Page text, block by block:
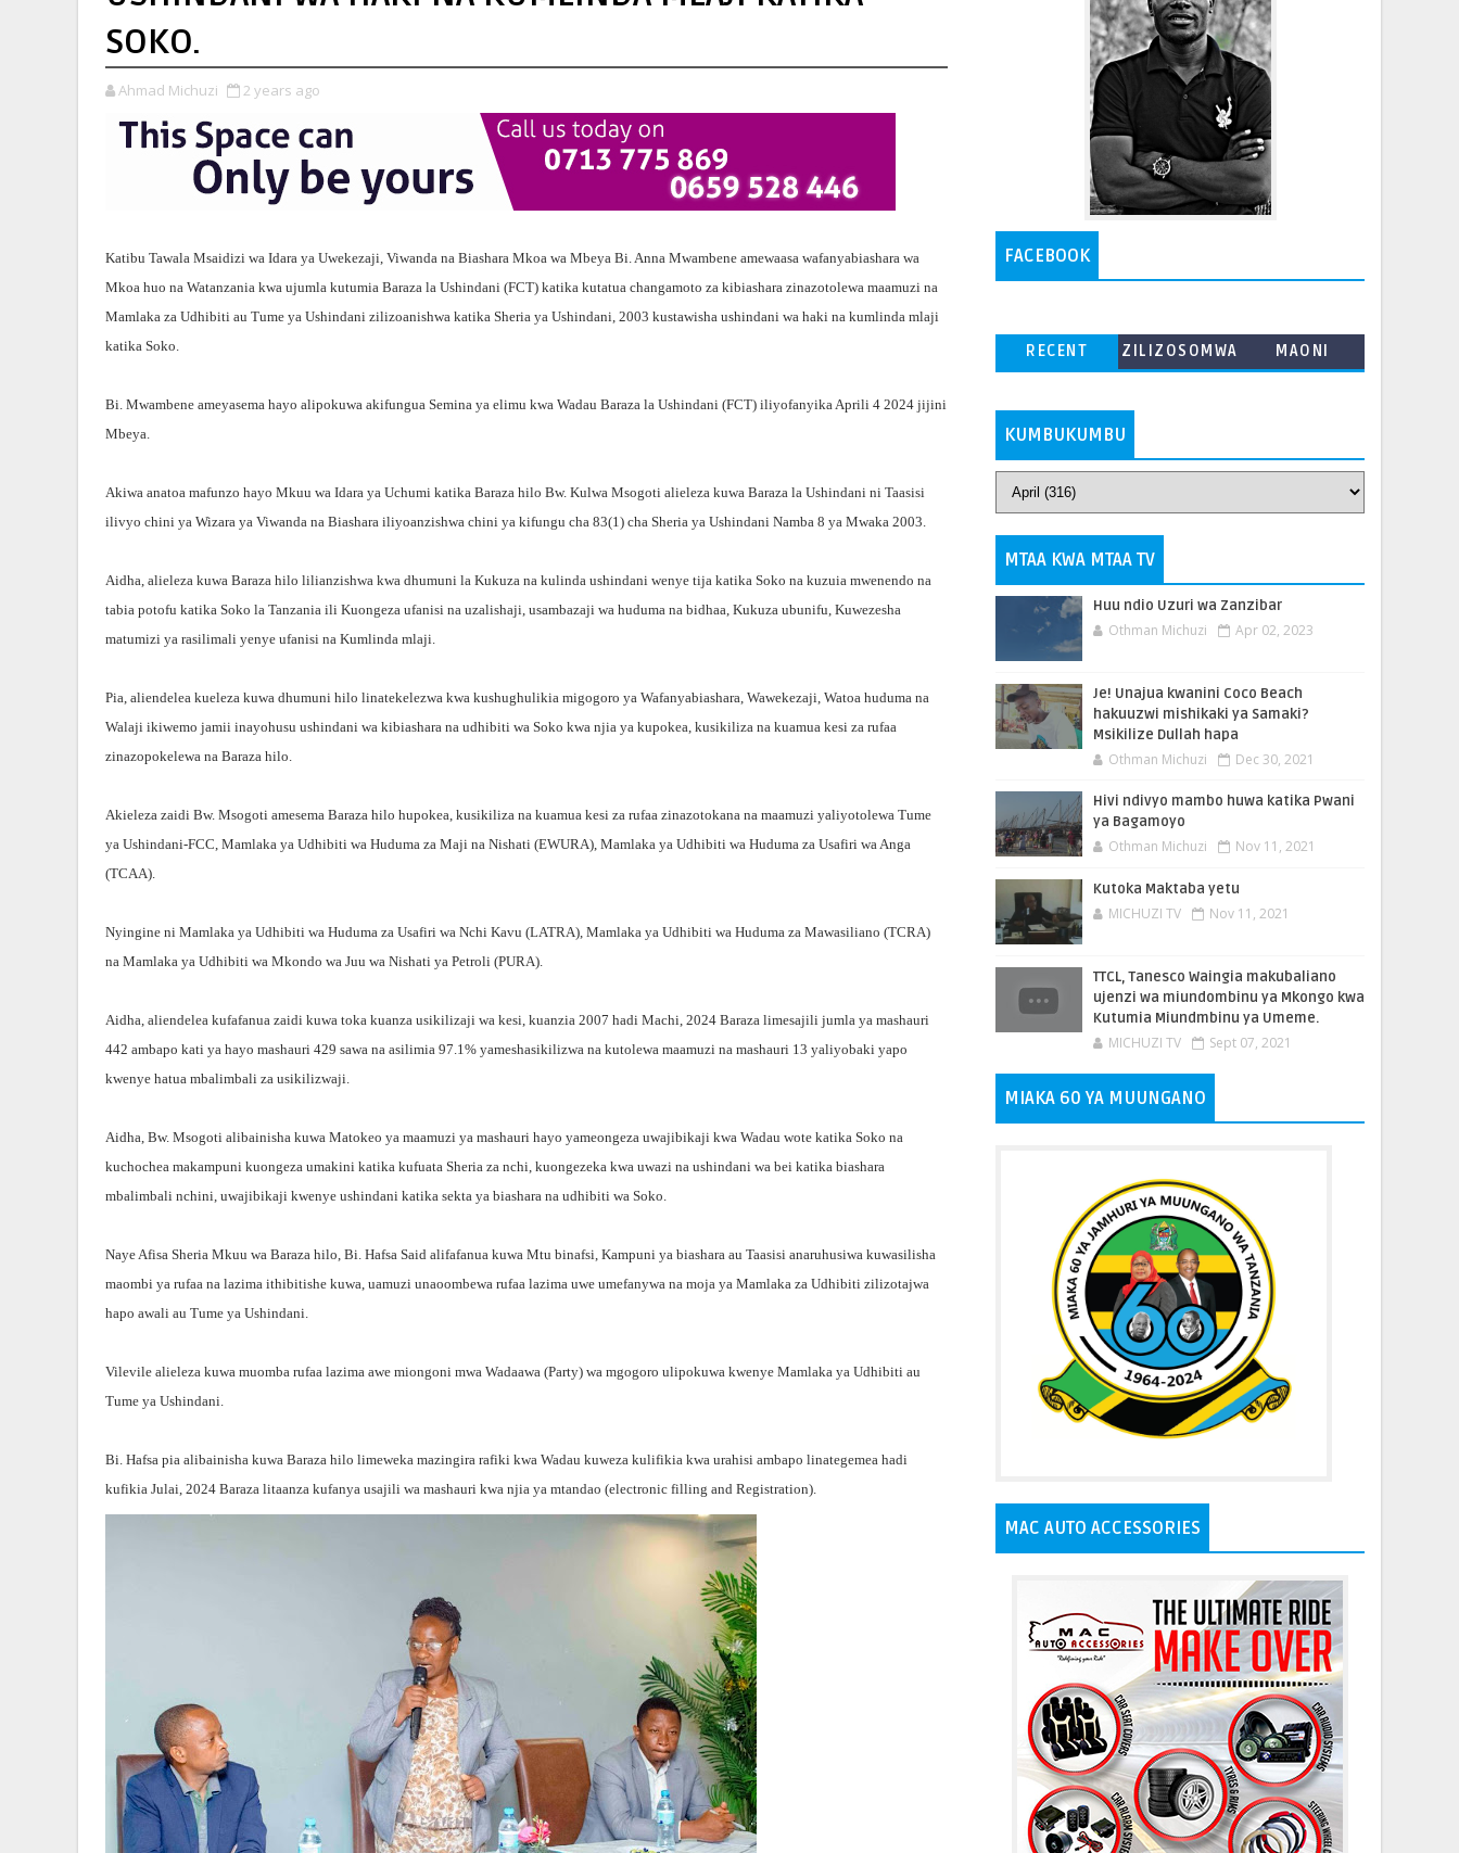
SOKO.
Ahmad Michuzi 2 years ago
Katibu Tawala Msaidizi wa Idara ya Uwekezaji, Viwanda na Biashara Mkoa wa Mbeya Bi. Anna Mwambene amewaasa wafanyabiashara wa
Mkoa huo na Watanzania kwa ujumla kutumia Baraza la Ushindani (FCT) katika kutatua changamoto za kibiashara zinazotolewa maamuzi na
Mamlaka za Udhibiti au Tume ya Ushindani zilizoanishwa katika Sheria ya Ushindani, 2003 kustawisha ushindani wa haki na kumlinda mlaji
katika Soko.
Bi. Mwambene ameyasema hayo alipokuwa akifungua Semina ya elimu kwa Wadau Baraza la Ushindani (FCT) iliyofanyika Aprili 4 2024 jijini
Mbeya.
Akiwa anatoa mafunzo hayo Mkuu wa Idara ya Uchumi katika Baraza hilo Bw. Kulwa Msogoti alieleza kuwa Baraza la Ushindani ni Taasisi
ilivyo chini ya Wizara ya Viwanda na Biashara iliyoanzishwa chini ya kifungu cha 83(1) cha Sheria ya Ushindani Namba 8 ya Mwaka 2003.
Aidha, alieleza kuwa Baraza hilo lilianzishwa kwa dhumuni la Kukuza na kulinda ushindani wenye tija katika Soko na kuzuia mwenendo na
tabia potofu katika Soko la Tanzania ili Kuongeza ufanisi na uzalishaji, usambazaji wa huduma na bidhaa, Kukuza ubunifu, Kuwezesha
matumizi ya rasilimali yenye ufanisi na Kumlinda mlaji.
Pia, aliendelea kueleza kuwa dhumuni hilo linatekelezwa kwa kushughulikia migogoro ya Wafanyabiashara, Wawekezaji, Watoa huduma na
Walaji ikiwemo jamii inayohusu ushindani wa kibiashara na udhibiti wa Soko kwa njia ya kupokea, kusikiliza na kuamua kesi za rufaa
zinazopokelewa na Baraza hilo.
Akieleza zaidi Bw. Msogoti amesema Baraza hilo hupokea, kusikiliza na kuamua kesi za rufaa zinazotokana na maamuzi yaliyotolewa Tume
ya Ushindani-FCC, Mamlaka ya Udhibiti wa Huduma za Maji na Nishati (EWURA), Mamlaka ya Udhibiti wa Huduma za Usafiri wa Anga
(TCAA).
Nyingine ni Mamlaka ya Udhibiti wa Huduma za Usafiri wa Nchi Kavu (LATRA), Mamlaka ya Udhibiti wa Huduma za Mawasiliano (TCRA)
na Mamlaka ya Udhibiti wa Mkondo wa Juu wa Nishati ya Petroli (PURA).
Aidha, aliendelea kufafanua zaidi kuwa toka kuanza usikilizaji wa kesi, kuanzia 2007 hadi Machi, 2024 Baraza limesajili jumla ya mashauri
442 ambapo kati ya hayo mashauri 429 sawa na asilimia 97.1% yameshasikilizwa na kutolewa maamuzi na mashauri 13 yaliyobaki yapo
kwenye hatua mbalimbali za usikilizwaji.
Aidha, Bw. Msogoti alibainisha kuwa Matokeo ya maamuzi ya mashauri hayo yameongeza uwajibikaji kwa Wadau wote katika Soko na
kuchochea makampuni kuongeza umakini katika kufuata Sheria za nchi, kuongezeka kwa uwazi na ushindani wa bei katika biashara
mbalimbali nchini, uwajibikaji kwenye ushindani katika sekta ya biashara na udhibiti wa Soko.
Naye Afisa Sheria Mkuu wa Baraza hilo, Bi. Hafsa Said alifafanua kuwa Mtu binafsi, Kampuni ya biashara au Taasisi anaruhusiwa kuwasilisha
maombi ya rufaa na lazima ithibitishe kuwa, uamuzi unaoombewa rufaa lazima uwe umefanywa na moja ya Mamlaka za Udhibiti zilizotajwa
hapo awali au Tume ya Ushindani.
Vilevile alieleza kuwa muomba rufaa lazima awe miongoni mwa Wadaawa (Party) wa mgogoro ulipokuwa kwenye Mamlaka ya Udhibiti au
Tume ya Ushindani.
Bi. Hafsa pia alibainisha kuwa Baraza hilo limeweka mazingira rafiki kwa Wadau kuweza kulifikia kwa urahisi ambapo linategemea hadi
kufikia Julai, 2024 Baraza litaanza kufanya usajili wa mashauri kwa njia ya mtandao (electronic filling and Registration).
FACEBOOK
RECENT
ZILIZOSOMWA
MAONI
KUMBUKUMBU
MTAA KWA MTAA TV
Huu ndio Uzuri wa Zanzibar
Othman Michuzi Apr 02, 2023
Je! Unajua kwanini Coco Beach
hakuuzwi mishikaki ya Samaki?
Msikilize Dullah hapa
Othman Michuzi Dec 30, 2021
Hivi ndivyo mambo huwa katika Pwani
ya Bagamoyo
Othman Michuzi Nov 11, 2021
Kutoka Maktaba yetu
MICHUZI TV Nov 11, 2021
TTCL, Tanesco Waingia makubaliano
ujenzi wa miundombinu ya Mkongo kwa
Kutumia Miundmbinu ya Umeme.
MICHUZI TV Sept 07, 2021
MIAKA 60 YA MUUNGANO
MAC AUTO ACCESSORIES